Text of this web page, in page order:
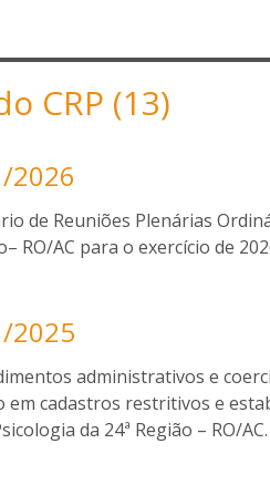
CRP (13)
2026
de Reuniões Plenárias
RO/AC para o exercício de
2025
administrativos e
em cadastros restritivos e
da 24ª Região – RO/AC.